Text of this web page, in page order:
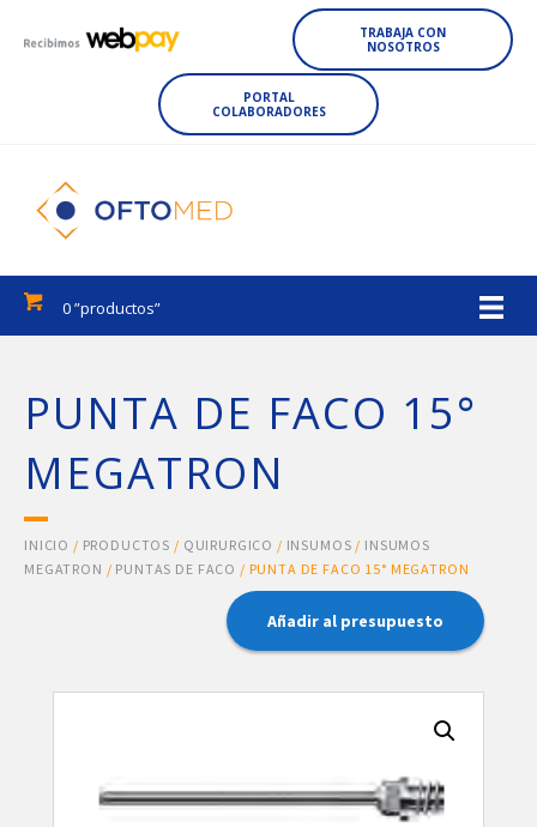
TRABAJA CON
NOSOTROS
PORTAL
COLABORADORES
0 ”productos”
PUNTA DE FACO 15°
MEGATRON
INICIO / PRODUCTOS / QUIRURGICO / INSUMOS / INSUMOS
MEGATRON / PUNTAS DE FACO / PUNTA DE FACO 15° MEGATRON
Añadir al presupuesto